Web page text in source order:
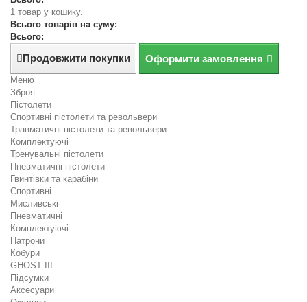
1 товар у кошику.
Всього товарів на суму:
Всього:
Продовжити покупки Оформити замовлення
Меню
Зброя
Пістолети
Спортивні пістолети та револьвери
Травматичні пістолети та револьвери
Комплектуючі
Тренувальні пістолети
Пневматичні пістолети
Гвинтівки та карабіни
Спортивні
Мисливські
Пневматичні
Комплектуючі
Патрони
Кобури
GHOST III
Підсумки
Аксесуари